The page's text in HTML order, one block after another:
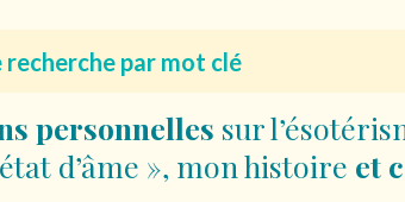
personnelles sur
d’âme », mon histoire et